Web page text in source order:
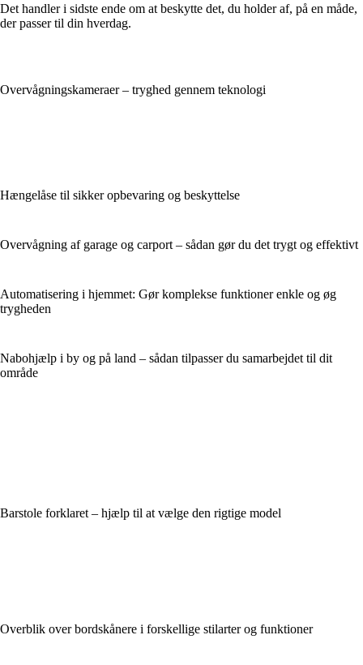
Det handler i sidste ende om at beskytte det, du holder af, på en måde,
der passer til din hverdag.
Overvågningskameraer – tryghed gennem teknologi
Hængelåse til sikker opbevaring og beskyttelse
Overvågning af garage og carport – sådan gør du det trygt og effektivt
Automatisering i hjemmet: Gør komplekse funktioner enkle og øg
trygheden
Nabohjælp i by og på land – sådan tilpasser du samarbejdet til dit
område
Barstole forklaret – hjælp til at vælge den rigtige model
Overblik over bordskånere i forskellige stilarter og funktioner